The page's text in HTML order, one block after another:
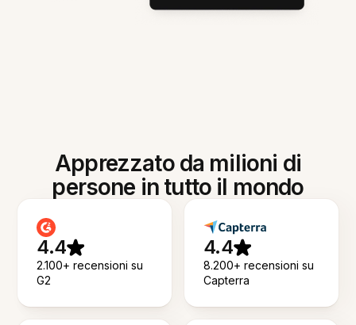
Apprezzato da milioni di
persone in tutto il mondo
4.4
2.100+ recensioni su
G2
4.4
8.200+ recensioni su
Capterra